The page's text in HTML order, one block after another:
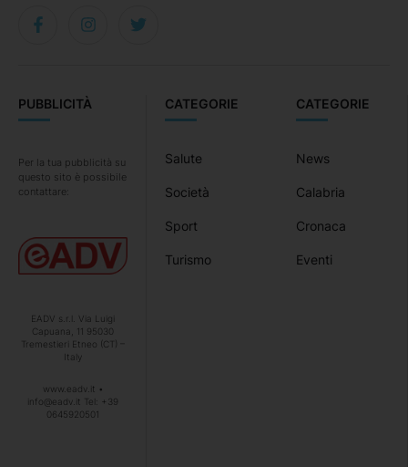
CATEGORIE
News
Calabria
Cronaca
Eventi
CATEGORIE
Salute
Società
Sport
Turismo
PUBBLICITÀ
Per la tua pubblicità su
questo sito è possibile
contattare:
EADV s.r.l. Via Luigi
Capuana, 11 95030
Tremestieri Etneo (CT) –
Italy
www.eadv.it •
info@eadv.it Tel: +39
0645920501